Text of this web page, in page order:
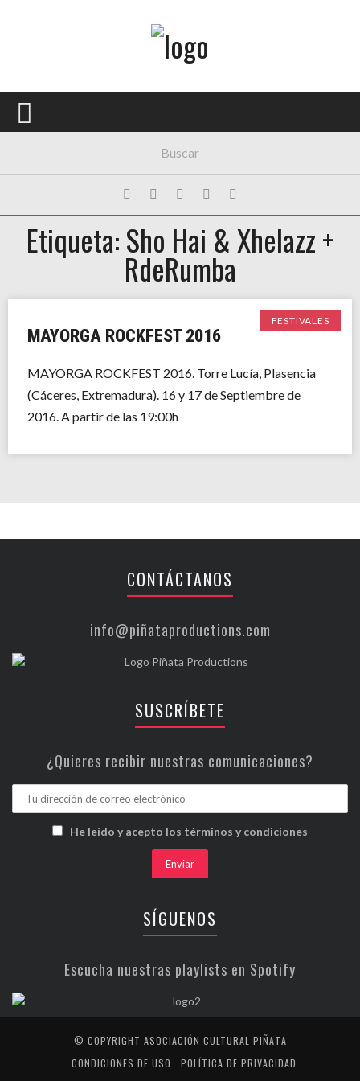
PORTADA
FESTIVALES
EXPOSICIONES
Etiqueta: Sho Hai & Xhelazz +
RdeRumba
FESTIVALES
MAYORGA ROCKFEST 2016
MAYORGA ROCKFEST 2016. Torre Lucía, Plasencia
(Cáceres, Extremadura). 16 y 17 de Septiembre de
2016. A partir de las 19:00h
CONTÁCTANOS
info@piñataproductions.com
SUSCRÍBETE
¿Quieres recibir nuestras comunicaciones?
He leído y acepto los términos y condiciones
SÍGUENOS
Escucha nuestras playlists en Spotify
© COPYRIGHT ASOCIACIÓN CULTURAL PIÑATA
CONDICIONES DE USO
POLÍTICA DE PRIVACIDAD